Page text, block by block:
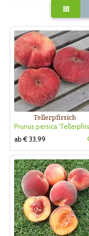
Tellerpfirsich
ab € 33,99